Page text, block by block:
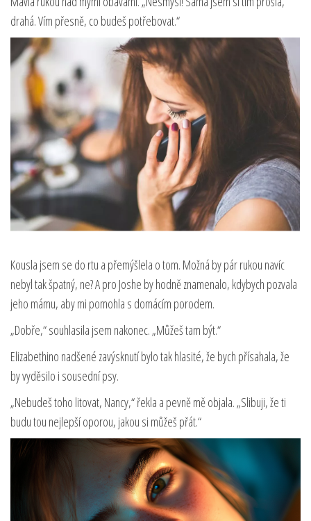
drahá. Vím přesně, co budeš potřebovat.“
Kousla jsem se do rtu a přemýšlela o tom. Možná by pár rukou navíc
nebyl tak špatný, ne? A pro Joshe by hodně znamenalo, kdybych pozvala
jeho mámu, aby mi pomohla s domácím porodem.
„Dobře,“ souhlasila jsem nakonec. „Můžeš tam být.“
Elizabethino nadšené zavýsknutí bylo tak hlasité, že bych přísahala, že
by vyděsilo i sousední psy.
„Nebudeš toho litovat, Nancy,“ řekla a pevně mě objala. „Slibuji, že ti
budu tou nejlepší oporou, jakou si můžeš přát.“